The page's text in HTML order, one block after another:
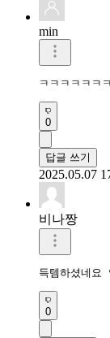
min
ㅋㅋㅋㅋㅋ
0
답글 쓰기
2025.05.07
비나짱
득템하셨네
0